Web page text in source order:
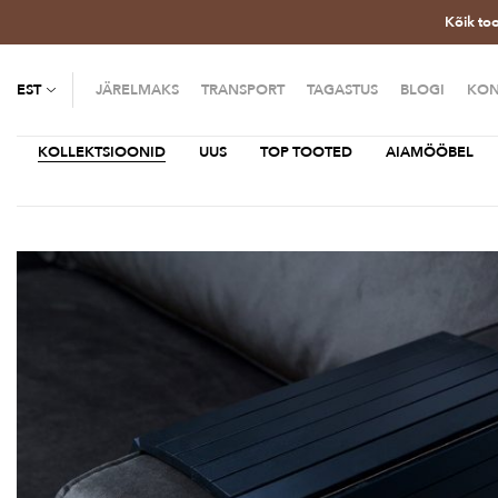
Kõik
EST JÄRELMAKS TRANSPORT TAGASTUS BLOGI
KOLLEKTSIOONID UUS TOP TOOTED AIAMÖÖBEL